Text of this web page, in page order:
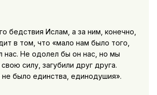
бедствия Ислам, а за ним, конечно,
в том, что «мало нам было того,
нас. Не одолел бы он нас, но мы
силу, загубили друг друга.
не было единства, единодушия».